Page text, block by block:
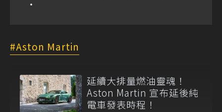
Aston Martin
延續大排量燃油靈魂！
Aston Martin 宣布延後純
電車發表時程！